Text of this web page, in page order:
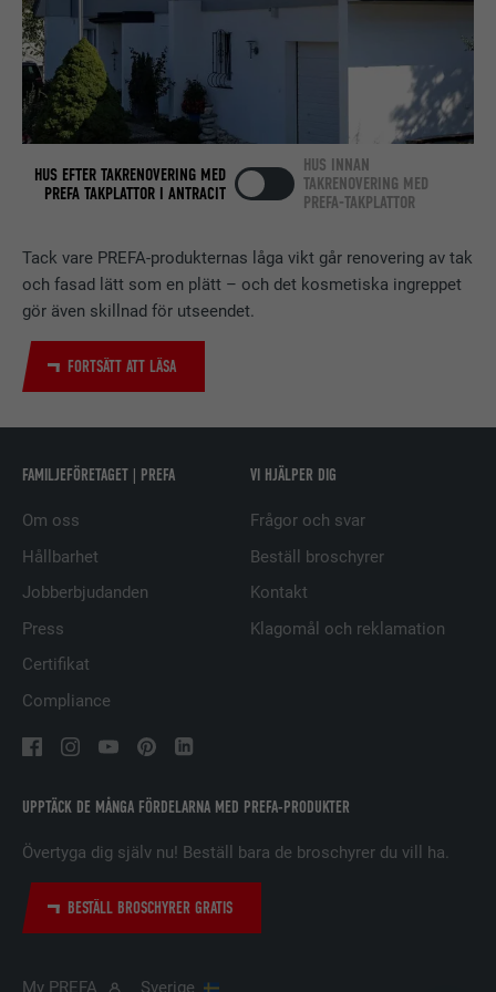
Tack vare PREFA-produkternas låga vikt går renovering av tak
och fasad lätt som en plätt – och det kosmetiska ingreppet
gör även skillnad för utseendet.
FORTSÄTT ATT LÄSA
HUS EFTER TAKRENOVERING MED
PREFA TAKPLATTOR I ANTRACIT
HUS INNAN
TAKRENOVERING MED
PREFA-TAKPLATTOR
UPPTÄCK DE MÅNGA FÖRDELARNA MED PREFA-PRODUKTER
Övertyga dig själv nu! Beställ bara de broschyrer du vill ha.
BESTÄLL BROSCHYRER GRATIS
FAMILJEFÖRETAGET | PREFA
Om oss
Hållbarhet
Jobberbjudanden
Press
Certifikat
Compliance
VI HJÄLPER DIG
Frågor och svar
Beställ broschyrer
Kontakt
Klagomål och reklamation
My PREFA Sverige
PROCEDUR 2 år
ÄNDAMÅL
Används av den sociala
nätverkstjänsten LinkedIn för att
spåra användningen av inbäddade
tjänster.
LEVERANTÖRER LinkedIn
PROCEDUR 2 år
ÄNDAMÅL
tjänster.
LEVERANTÖRER
PROCEDUR
ÄNDAMÅL
EFTERNAMN lidc
LEVERANTÖRER LinkedIn
PROCEDUR 1 dag